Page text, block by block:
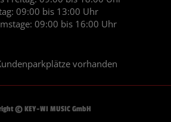
09:00 bis 13:00 Uhr
09:00 bis 16:00 Uhr
vorhanden
© KEY-WI MUSIC GmbH